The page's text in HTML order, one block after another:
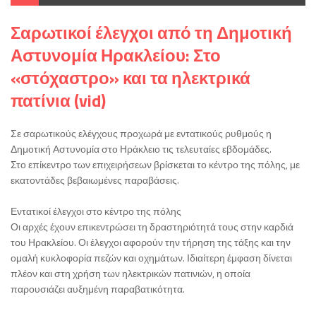
Σαρωτικοί έλεγχοι από τη Δημοτική
Αστυνομία Ηρακλείου: Στο
«στόχαστρο» και τα ηλεκτρικά
πατίνια (vid)
Σε σαρωτικούς ελέγχους προχωρά με εντατικούς ρυθμούς η
Δημοτική Αστυνομία στο Ηράκλειο τις τελευταίες εβδομάδες.
Στο επίκεντρο των επιχειρήσεων βρίσκεται το κέντρο της πόλης, με
εκατοντάδες βεβαιωμένες παραβάσεις.
Εντατικοί έλεγχοι στο κέντρο της πόλης
Οι αρχές έχουν επικεντρώσει τη δραστηριότητά τους στην καρδιά
του Ηρακλείου. Οι έλεγχοι αφορούν την τήρηση της τάξης και την
ομαλή κυκλοφορία πεζών και οχημάτων. Ιδιαίτερη έμφαση δίνεται
πλέον και στη χρήση των ηλεκτρικών πατινιών, η οποία
παρουσιάζει αυξημένη παραβατικότητα.